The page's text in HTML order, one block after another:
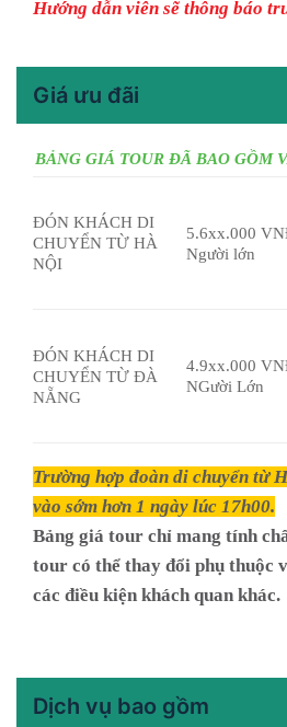
Hướng dẫn viên sẽ thông báo
Giá ưu đãi
BẢNG GIÁ TOUR ĐÃ BAO GỒM
ĐÓN KHÁCH DI
CHUYỂN TỪ HÀ
NỘI
5.6xx.000
Người lớn
ĐÓN KHÁCH DI
CHUYỂN TỪ ĐÀ
NẴNG
4.9xx.000
NGười Lớn
Trường hợp đoàn di chuyển từ
vào sớm hơn 1 ngày lúc 17h00.
Bảng giá tour chỉ mang tính
tour có thể thay đổi phụ thuộc
các điều kiện khách quan khác.
Dịch vụ bao gồm